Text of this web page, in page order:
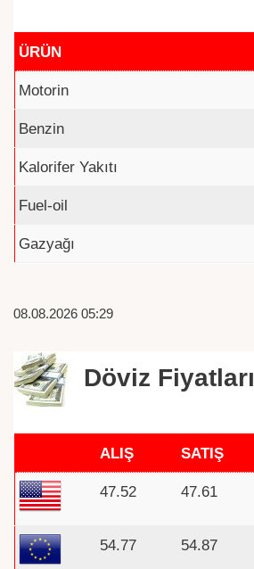
ÜRÜN
Motorin
Benzin
Kalorifer Yakıtı
Fuel-oil
Gazyağı
08.08.2026 05:29
Döviz Fiyatları
ALIŞ SATIŞ
47.52 47.61
54.77 54.87